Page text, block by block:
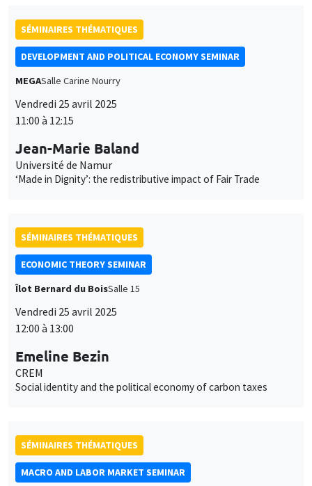
SÉMINAIRES THÉMATIQUES
DEVELOPMENT AND POLITICAL ECONOMY SEMINAR
MEGASalle Carine Nourry
Vendredi 25 avril 2025
11:00 à 12:15
Jean-Marie Baland
Université de Namur
‘Made in Dignity’: the redistributive impact of Fair Trade
SÉMINAIRES THÉMATIQUES
ECONOMIC THEORY SEMINAR
Îlot Bernard du BoisSalle 15
Vendredi 25 avril 2025
12:00 à 13:00
Emeline Bezin
CREM
Social identity and the political economy of carbon taxes
SÉMINAIRES THÉMATIQUES
MACRO AND LABOR MARKET SEMINAR
des
cookies